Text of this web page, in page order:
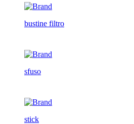
bustine filtro
sfuso
stick